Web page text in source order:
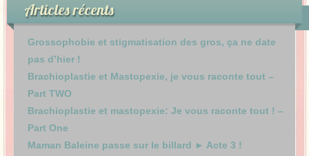
Articles récents
Grossophobie et stigmatisation des gros, ça ne date
pas d’hier !
Brachioplastie et Mastopexie, je vous raconte tout –
Part TWO
Brachioplastie et mastopexie: Je vous raconte tout ! –
Part One
Maman Baleine passe sur le billard ► Acte 3 !